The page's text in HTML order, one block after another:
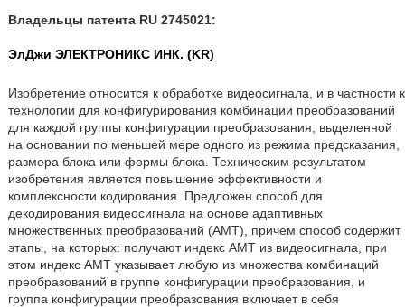
Владельцы патента RU 2745021:
ЭлДжи ЭЛЕКТРОНИКС ИНК. (KR)
Изобретение относится к обработке видеосигнала, и в частности к
технологии для конфигурирования комбинации преобразований
для каждой группы конфигурации преобразования, выделенной
на основании по меньшей мере одного из режима предсказания,
размера блока или формы блока. Техническим результатом
изобретения является повышение эффективности и
комплексности кодирования. Предложен способ для
декодирования видеосигнала на основе адаптивных
множественных преобразований (AMT), причем способ содержит
этапы, на которых: получают индекс AMT из видеосигнала, при
этом индекс AMT указывает любую из множества комбинаций
преобразований в группе конфигурации преобразования, и
группа конфигурации преобразования включает в себя